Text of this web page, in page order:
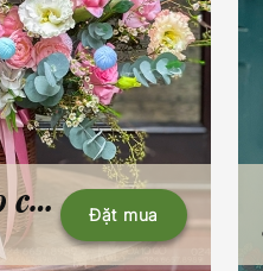
Giỏ hoa Hồng cao cấp